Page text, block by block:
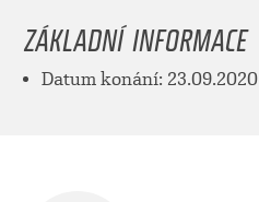
ZÁKLADNÍ INFORMACE
Datum konání: 23.09.2020